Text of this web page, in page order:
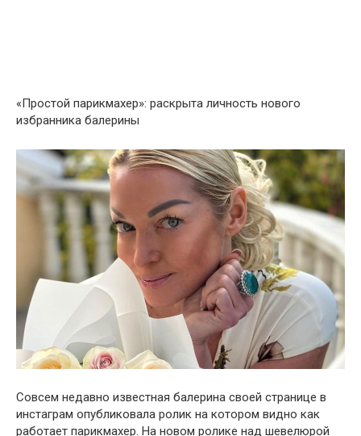
«Простой парикмахер»: раскрыта личность нового
избранника балерины
Совсем недавно известная балерина своей странице в
инстаграм опубликовала ролик на котором видно как
работает парикмахер. На новом ролике над шевелюрой